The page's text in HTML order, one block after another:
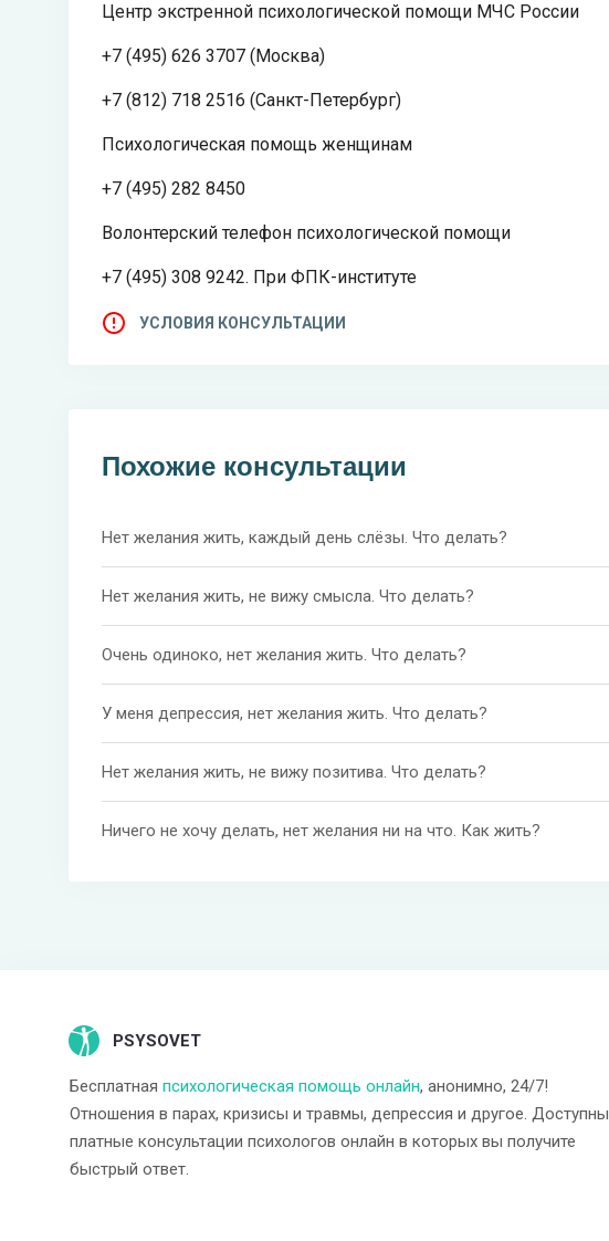
Центр экстренной психологической помощи МЧС России
+7 (495) 626 3707 (Москва)
+7 (812) 718 2516 (Санкт-Петербург)
Психологическая помощь женщинам
+7 (495) 282 8450
Волонтерский телефон психологической помощи
+7 (495) 308 9242. При ФПК-институте
УСЛОВИЯ КОНСУЛЬТАЦИИ
Похожие консультации
Нет желания жить, каждый день слёзы. Что делать?
Нет желания жить, не вижу смысла. Что делать?
Очень одиноко, нет желания жить. Что делать?
У меня депрессия, нет желания жить. Что делать?
Нет желания жить, не вижу позитива. Что делать?
Ничего не хочу делать, нет желания ни на что. Как жить?
PSYSOVET
Бесплатная психологическая помощь онлайн, анонимно, 24/7!
Отношения в парах, кризисы и травмы, депрессия и другое. Доступны
платные консультации психологов онлайн в которых вы получите
быстрый ответ.